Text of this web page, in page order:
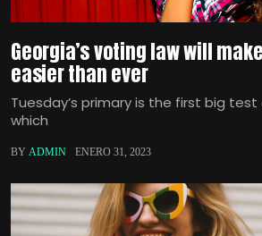
Georgia’s voting law will
easier than ever
Tuesday’s primary is the first big
which
BY ADMIN ENERO 31, 2023